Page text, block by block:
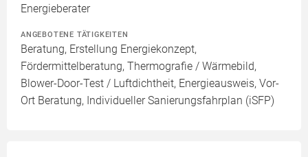
Energieberater
ANGEBOTENE TÄTIGKEITEN
Beratung, Erstellung Energiekonzept,
Fördermittelberatung, Thermografie / Wärmebild,
Blower-Door-Test / Luftdichtheit, Energieausweis, Vor-
Ort Beratung, Individueller Sanierungsfahrplan (iSFP)